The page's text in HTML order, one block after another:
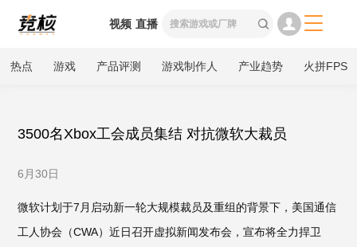
视频 直播  
热点 游戏 产品评测 游戏制作人 产业趋势 火拼FPS
3500名Xbox工会成员集结 对抗微软大裁员
6月30日
微软计划于7月启动新一轮大规模裁员及重组的背景下，美国通信
工人协会（CWA）近日召开虚拟新闻发布会，宣布将全力捍卫